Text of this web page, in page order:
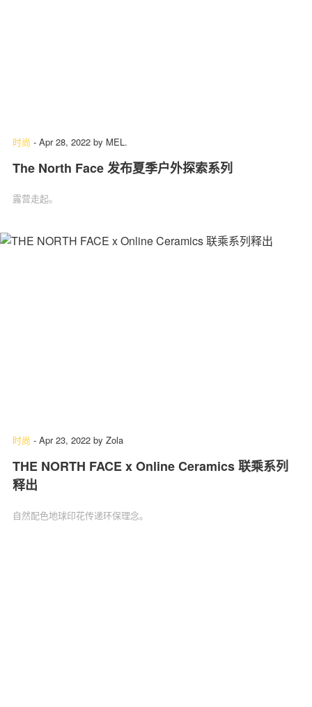
时尚 - Apr 28, 2022 by MEL.
The North Face 发布夏季户外探索系列
露营走起。
时尚 - Apr 23, 2022 by Zola
THE NORTH FACE x Online Ceramics 联乘系列
释出
自然配色地球印花传递环保理念。